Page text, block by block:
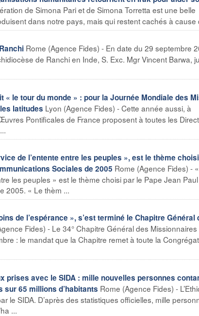
de Simona Pari et de Simona Torretta est une belle
dans notre pays, mais qui restent cachés à cause
Rome (Agence Fides) - En date du 29 septembre
de Ranchi en Inde, S. Exc. Mgr Vincent Barwa,
« le tour du monde » : pour la Journée Mondiale des
latitudes Lyon (Agence Fides) - Cette année aussi, à
Pontificales de France proposent à toutes les
de l’entente entre les peuples », est le thème
Sociales de 2005 Rome (Agence Fides) -
les peuples » est le thème choisi par le Pape Jean
2005. « Le thèm ...
de l’espérance », s’est terminé le Chapitre Général
Fides) - Le 34° Chapitre Général des Missionnaires
: le mandat que la Chapitre remet à toute la
prises avec le SIDA : mille nouvelles personnes
65 millions d’habitants Rome (Agence Fides) -
le SIDA. D’après des statistiques officielles, mille
...